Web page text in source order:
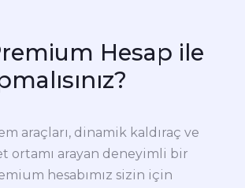
Hesap ile
araçları, dinamik kaldıraç ve
ortamı arayan deneyimli bir
hesabımız sizin için